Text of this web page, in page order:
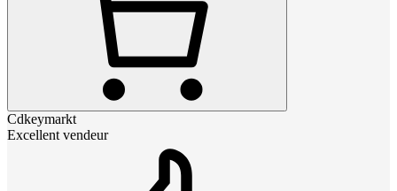
Cdkeymarkt
Excellent vendeur